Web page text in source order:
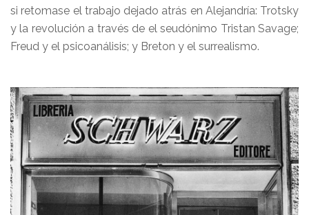
si retomase el trabajo dejado atrás en Alejandría: Trotsky
y la revolución a través de el seudónimo Tristan Savage;
Freud y el psicoanálisis; y Breton y el surrealismo.